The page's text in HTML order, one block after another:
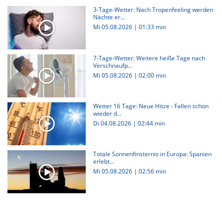
3-Tage-Wetter: Nach Tropenfeeling werden
Nächte er...
Mi 05.08.2026 | 01:33 min
7-Tage-Wetter: Weitere heiße Tage nach
Verschnaufp...
Mi 05.08.2026 | 02:00 min
Wetter 16 Tage: Neue Hitze - Fallen schon
wieder d...
Di 04.08.2026 | 02:44 min
Totale Sonnenfinsternis in Europa: Spanien
erlebt...
Mi 05.08.2026 | 02:56 min